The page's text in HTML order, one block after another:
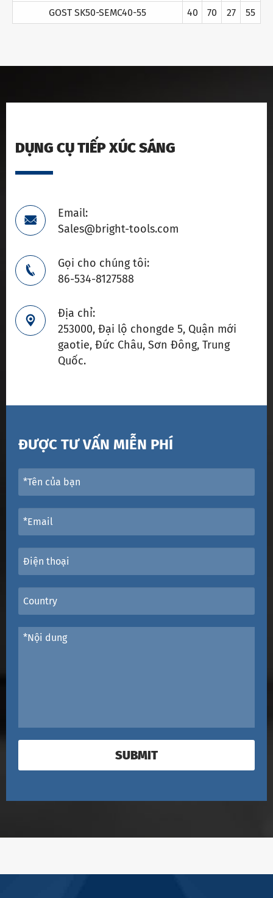
GOST SK50-SEMC40-55 40 70 27 55
DỤNG CỤ TIẾP XÚC SÁNG

Email:
Sales@bright-tools.com

Gọi cho chúng tôi:
86-534-8127588

Địa chỉ:
253000, Đại lộ chongde 5, Quận mới
gaotie, Đức Châu, Sơn Đông, Trung
Quốc.
ĐƯỢC TƯ VẤN MIỄN PHÍ
SUBMIT